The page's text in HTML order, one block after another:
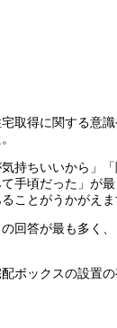
取得に関する意
持ちいいから」
手頃だった」が
ことがうかがえま
回答が最も多く
ボックスの設置